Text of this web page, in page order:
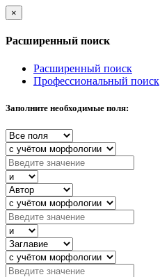
×
Расширенный поиск
Расширенный поиск
Профессиональный поиск
Заполните необходимые поля: